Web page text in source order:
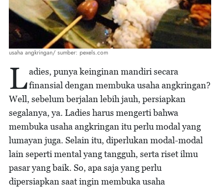
usaha angkringan/ sumber: pexels.com
Ladies, punya keinginan mandiri secara
finansial dengan membuka usaha angkringan?
Well, sebelum berjalan lebih jauh, persiapkan
segalanya, ya. Ladies harus mengerti bahwa
membuka usaha angkringan itu perlu modal yang
lumayan juga. Selain itu, diperlukan modal-modal
lain seperti mental yang tangguh, serta riset ilmu
pasar yang baik. So, apa saja yang perlu
dipersiapkan saat ingin membuka usaha